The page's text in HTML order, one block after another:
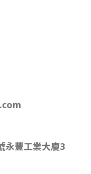
永豐工業大廈3